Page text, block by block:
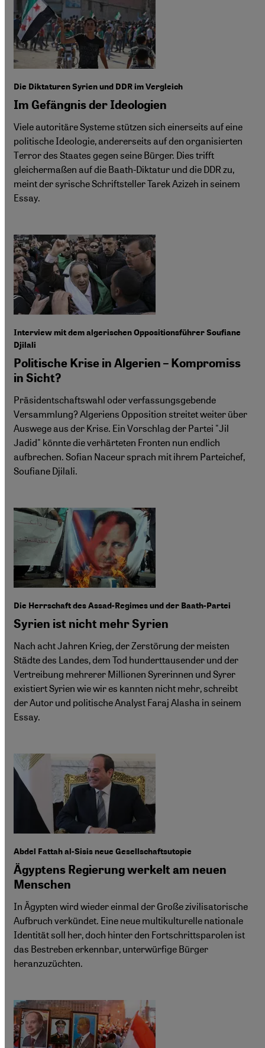
Die Diktaturen Syrien und DDR im Vergleich
Im Gefängnis der Ideologien
Viele autoritäre Systeme stützen sich einerseits auf eine
politische Ideologie, andererseits auf den organisierten
Terror des Staates gegen seine Bürger. Dies trifft
gleichermaßen auf die Baath-Diktatur und die DDR zu,
meint der syrische Schriftsteller Tarek Azizeh in seinem
Essay.
Interview mit dem algerischen Oppositionsführer Soufiane
Djilali
Politische Krise in Algerien – Kompromiss
in Sicht?
Präsidentschaftswahl oder verfassungsgebende
Versammlung? Algeriens Opposition streitet weiter über
Auswege aus der Krise. Ein Vorschlag der Partei "Jil
Jadid" könnte die verhärteten Fronten nun endlich
aufbrechen. Sofian Naceur sprach mit ihrem Parteichef,
Soufiane Djilali.
Die Herrschaft des Assad-Regimes und der Baath-Partei
Syrien ist nicht mehr Syrien
Nach acht Jahren Krieg, der Zerstörung der meisten
Städte des Landes, dem Tod hunderttausender und der
Vertreibung mehrerer Millionen Syrerinnen und Syrer
existiert Syrien wie wir es kannten nicht mehr, schreibt
der Autor und politische Analyst Faraj Alasha in seinem
Essay.
Abdel Fattah al-Sisis neue Gesellschaftsutopie
Ägyptens Regierung werkelt am neuen
Menschen
In Ägypten wird wieder einmal der Große zivilisatorische
Aufbruch verkündet. Eine neue multikulturelle nationale
Identität soll her, doch hinter den Fortschrittsparolen ist
das Bestreben erkennbar, unterwürfige Bürger
heranzuzüchten.